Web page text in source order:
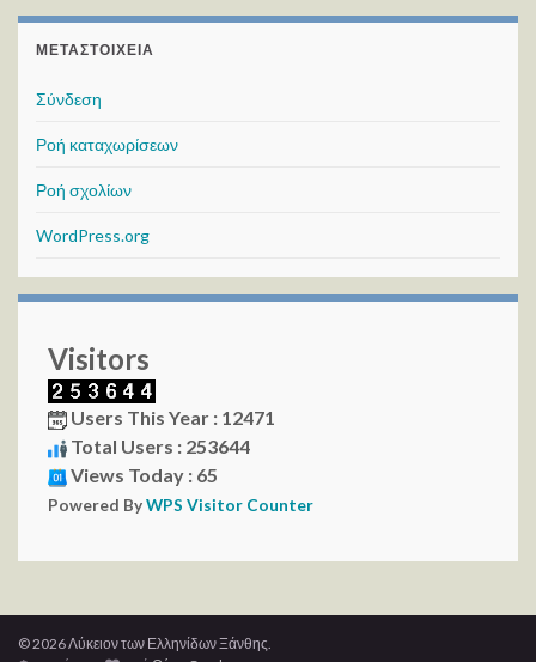
ΜΕΤΑΣΤΟΙΧΕΊΑ
Σύνδεση
Ροή καταχωρίσεων
Ροή σχολίων
WordPress.org
Visitors
Users This Year : 12471
Total Users : 253644
Views Today : 65
Powered ByWPS Visitor Counter
© 2026 Λύκειον των Ελληνίδων Ξάνθης.